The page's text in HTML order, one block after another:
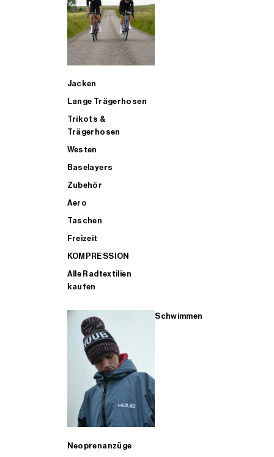
Jacken
Lange Trägerhosen
Trikots &
Trägerhosen
Westen
Baselayers
Zubehör
Aero
Taschen
Freizeit
KOMPRESSION
Alle Radtextilien
kaufen
Schwimmen
Neoprenanzüge
ALLE TRIATHLONARTIKEL FÜR MÄNNER KAUFEN